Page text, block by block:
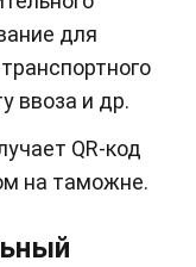
для
ввоза и др.
QR‑код
на таможне.